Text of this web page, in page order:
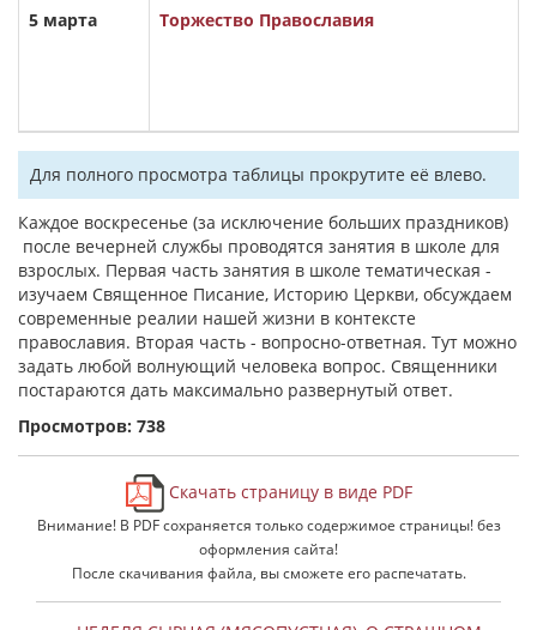
5 марта
Торжество Православия
Для полного просмотра таблицы прокрутите её влево.
Каждое воскресенье (за исключение больших праздников)
после вечерней службы проводятся занятия в школе для
взрослых. Первая часть занятия в школе тематическая -
изучаем Священное Писание, Историю Церкви, обсуждаем
современные реалии нашей жизни в контексте
православия. Вторая часть - вопросно-ответная. Тут можно
задать любой волнующий человека вопрос. Священники
постараются дать максимально развернутый ответ.
Просмотров: 738
Скачать страницу в виде PDF
Внимание! В PDF сохраняется только содержимое страницы! без
оформления сайта!
После скачивания файла, вы сможете его распечатать.